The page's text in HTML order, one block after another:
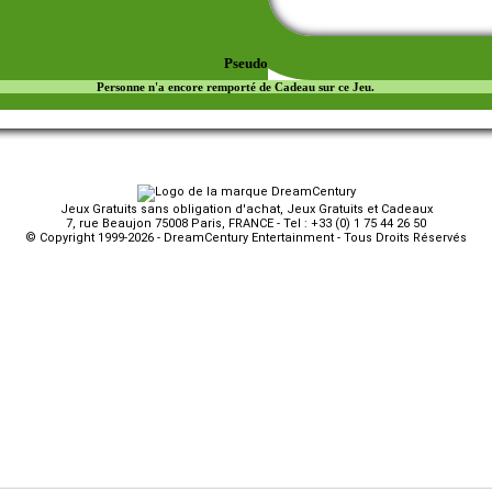
Pseudo
Personne n'a encore remporté de Cadeau sur ce Jeu.
Jeux Gratuits sans obligation d'achat, Jeux Gratuits et Cadeaux
7, rue Beaujon 75008 Paris, FRANCE - Tel : +33 (0) 1 75 44 26 50
© Copyright 1999-2026 - DreamCentury Entertainment - Tous Droits Réservés